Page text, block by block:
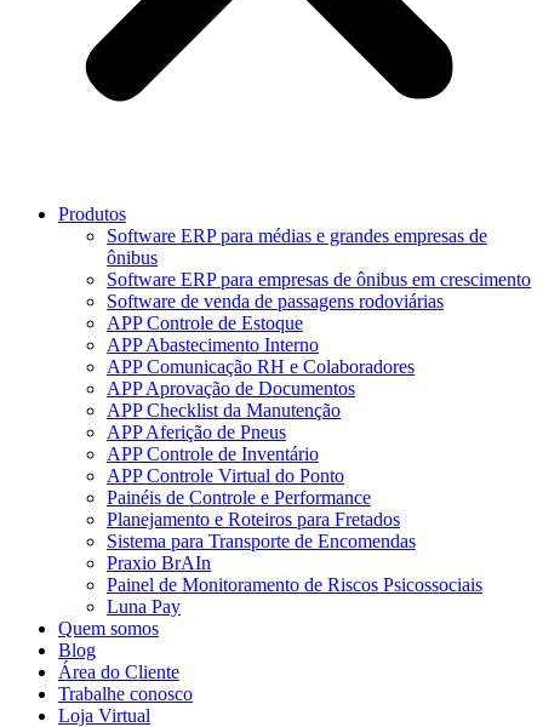
Produtos
Software ERP para médias e grandes empresas de
ônibus
Software ERP para empresas de ônibus em crescimento
Software de venda de passagens rodoviárias
APP Controle de Estoque
APP Abastecimento Interno
APP Comunicação RH e Colaboradores
APP Aprovação de Documentos
APP Checklist da Manutenção
APP Aferição de Pneus
APP Controle de Inventário
APP Controle Virtual do Ponto
Painéis de Controle e Performance
Planejamento e Roteiros para Fretados
Sistema para Transporte de Encomendas
Praxio BrAIn
Painel de Monitoramento de Riscos Psicossociais
Luna Pay
Quem somos
Blog
Área do Cliente
Trabalhe conosco
Loja Virtual